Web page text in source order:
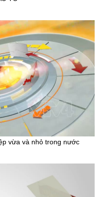
vừa và nhỏ trong nước